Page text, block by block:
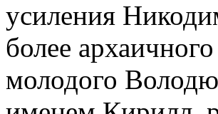
усиления
более
молодого